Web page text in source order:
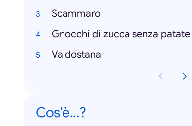
Scammaro
Gnocchi di zucca senza patate
Valdostana
Cos'è...?